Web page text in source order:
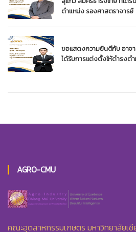
ตำแหน่ง รองศาสตราจารย์
ขอแสดงความยินดีกับ อาจ
ได้รับการแต่งตั้งให้ดำรงต
AGRO-CMU
คณะอุตสาหกรรมเกษตร มหาวิทยาลัยเชี